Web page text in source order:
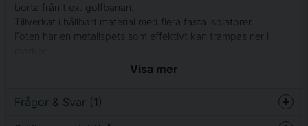
borta från t.ex. golfbanan.
Tillverkat i hållbart material med flera fasta isolatorer.
Foten har en metallspets som effektivt kan trampas ner i
Total längd
Visa mer
Frågor & Svar (1)